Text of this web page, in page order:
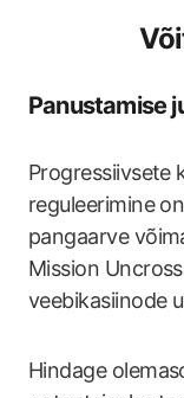
Panustamise
Progressiivsete
reguleerimine
pangaarve
Mission
veebikasiinode
Hindage